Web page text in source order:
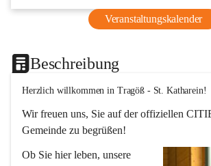
Veranstaltungskalender
Beschreibung
Herzlich willkommen in Tragöß - St. Katharein!
Wir freuen uns, Sie auf der offiziellen
Gemeinde zu begrüßen!
Ob Sie hier leben, unsere